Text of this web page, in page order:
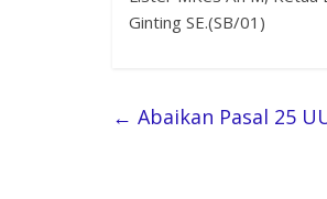
Ginting SE.(SB/01)
← Abaikan Pasal 25